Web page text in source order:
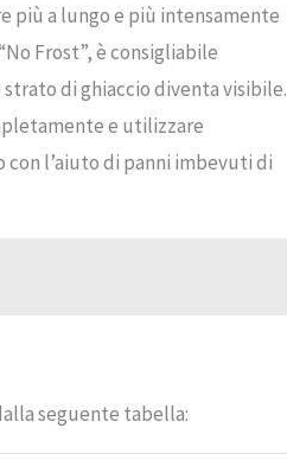
più a lungo e più intensamente
Frost”, è consigliabile
di ghiaccio diventa visibile.
e utilizzare
l’aiuto di panni imbevuti di
seguente tabella: